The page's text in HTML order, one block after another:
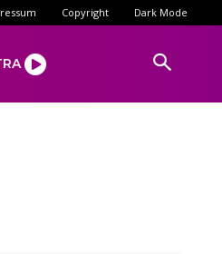
Copyright Dark Mode